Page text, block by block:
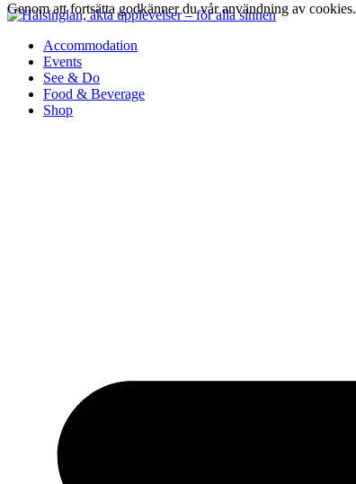
Accommodation
Events
See & Do
Food & Beverage
Shop
Genom att fortsätta godkänner du vår användning av cookies.